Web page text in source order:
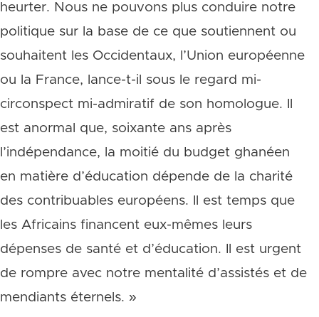
heurter. Nous ne pouvons plus conduire notre
politique sur la base de ce que soutiennent ou
souhaitent les Occidentaux, l’Union européenne
ou la France, lance-t-il sous le regard mi-
circonspect mi-admiratif de son homologue. Il
est anormal que, soixante ans après
l’indépendance, la moitié du budget ghanéen
en matière d’éducation dépende de la charité
des contribuables européens. Il est temps que
les Africains financent eux-mêmes leurs
dépenses de santé et d’éducation. Il est urgent
de rompre avec notre mentalité d’assistés et de
mendiants éternels. »